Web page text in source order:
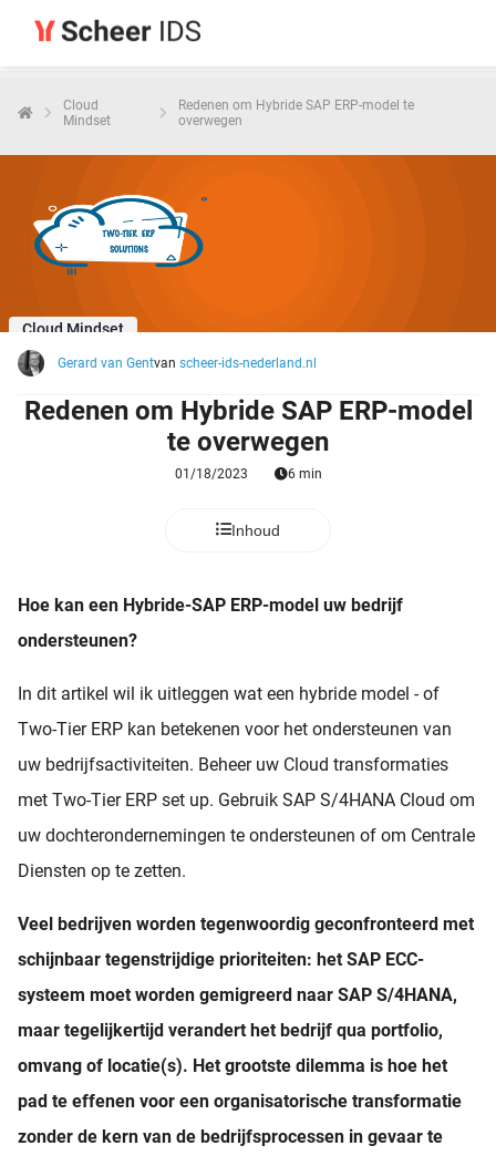
Cloud
Mindset
Redenen om Hybride SAP ERP-model te
overwegen
Cloud Mindset
Gerard van Gentvan scheer-ids-nederland.nl
Redenen om Hybride SAP ERP-model
te overwegen
01/18/2023 6 min
Inhoud
Hoe kan een Hybride-SAP ERP-model uw bedrijf
ondersteunen?
In dit artikel wil ik uitleggen wat een hybride model - of
Two-Tier ERP kan betekenen voor het ondersteunen van
uw bedrijfsactiviteiten. Beheer uw Cloud transformaties
met Two-Tier ERP set up. Gebruik SAP S/4HANA Cloud om
uw dochterondernemingen te ondersteunen of om Centrale
Diensten op te zetten.
Veel bedrijven worden tegenwoordig geconfronteerd met
schijnbaar tegenstrijdige prioriteiten: het SAP ECC-
systeem moet worden gemigreerd naar SAP S/4HANA,
maar tegelijkertijd verandert het bedrijf qua portfolio,
omvang of locatie(s). Het grootste dilemma is hoe het
pad te effenen voor een organisatorische transformatie
zonder de kern van de bedrijfsprocessen in gevaar te